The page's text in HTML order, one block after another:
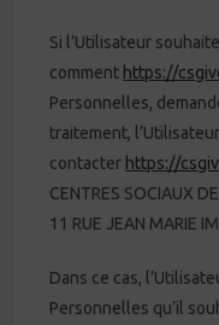
Si l’Utilisateur
comment https://
Personnelles,
traitement,
contacter https://
CENTRES SOCIAUX
11 RUE JEAN MARIE
Dans ce cas,
Personnelles qu’il